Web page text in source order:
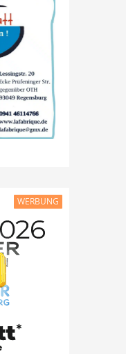
WERBUNG